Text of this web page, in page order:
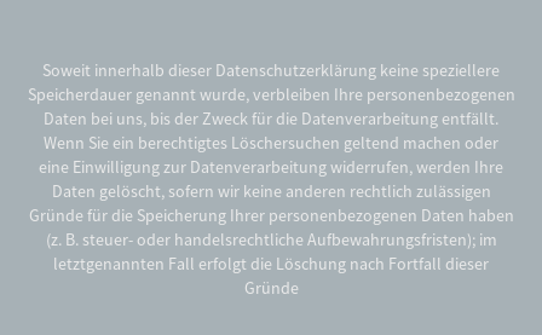
Soweit innerhalb dieser Datenschutzerklärung keine speziellere
Speicherdauer genannt wurde, verbleiben Ihre personenbezogenen
Daten bei uns, bis der Zweck für die Datenverarbeitung entfällt.
Wenn Sie ein berechtigtes Löschersuchen geltend machen oder
eine Einwilligung zur Datenverarbeitung widerrufen, werden Ihre
Daten gelöscht, sofern wir keine anderen rechtlich zulässigen
Gründe für die Speicherung Ihrer personenbezogenen Daten haben
(z. B. steuer- oder handelsrechtliche Aufbewahrungsfristen); im
letztgenannten Fall erfolgt die Löschung nach Fortfall dieser
Gründe